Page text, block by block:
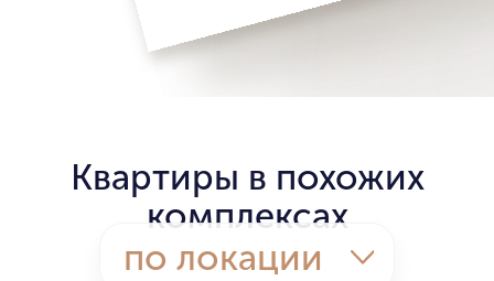
Квартиры в похожих
комплексах
по локации